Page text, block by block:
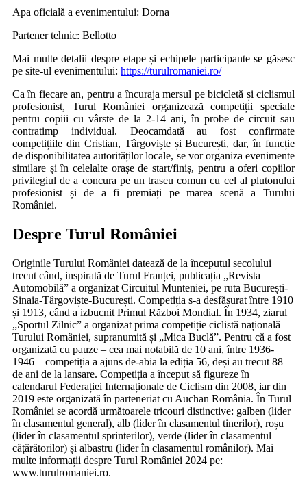
Apa oficială a evenimentului: Dorna
Partener tehnic: Bellotto
Mai multe detalii despre etape și echipele participante se găsesc
pe site-ul evenimentului: https://turulromaniei.ro/
Ca în fiecare an, pentru a încuraja mersul pe bicicletă și ciclismul
profesionist, Turul României organizează competiții speciale
pentru copiii cu vârste de la 2-14 ani, în probe de circuit sau
contratimp individual. Deocamdată au fost confirmate
competițiile din Cristian, Târgoviște și București, dar, în funcție
de disponibilitatea autorităților locale, se vor organiza evenimente
similare și în celelalte orașe de start/finiș, pentru a oferi copiilor
privilegiul de a concura pe un traseu comun cu cel al plutonului
profesionist și de a fi premiați pe marea scenă a Turului
României.
Despre Turul României
Originile Turului României datează de la începutul secolului
trecut când, inspirată de Turul Franței, publicația „Revista
Automobilă” a organizat Circuitul Munteniei, pe ruta București-
Sinaia-Târgoviște-București. Competiția s-a desfășurat între 1910
și 1913, când a izbucnit Primul Război Mondial. În 1934, ziarul
„Sportul Zilnic” a organizat prima competiție ciclistă națională –
Turului României, supranumită și „Mica Buclă”. Pentru că a fost
organizată cu pauze – cea mai notabilă de 10 ani, între 1936-
1946 – competiția a ajuns de-abia la ediția 56, deși au trecut 88
de ani de la lansare. Competiția a început să figureze în
calendarul Federației Internaționale de Ciclism din 2008, iar din
2019 este organizată în parteneriat cu Auchan România. În Turul
României se acordă următoarele tricouri distinctive: galben (lider
în clasamentul general), alb (lider în clasamentul tinerilor), roșu
(lider în clasamentul sprinterilor), verde (lider în clasamentul
cățărătorilor) și albastru (lider în clasamentul românilor). Mai
multe informații despre Turul României 2024 pe:
www.turulromaniei.ro.